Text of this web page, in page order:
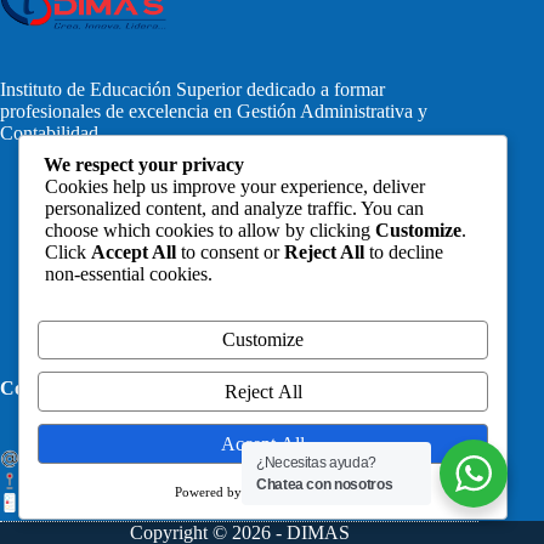
Instituto de Educación Superior dedicado a formar
profesionales de excelencia en Gestión Administrativa y
Contabilidad.
Contáctanos:
secretariageneral@dimas.edu.pe
Jr. Dos de Mayo 611 - Cajamarca
Cel: + 51 977633272
Copyright © 2026 - DIMAS
We respect your privacy
Cookies help us improve your experience, deliver
personalized content, and analyze traffic. You can
choose which cookies to allow by clicking Customize.
Click Accept All to consent orReject All to decline
non-essential cookies.
Customize
Reject All
Accept All
Powered by
¿Necesitas ayuda?
Chatea con nosotros